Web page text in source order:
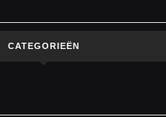
CATEGORIEËN